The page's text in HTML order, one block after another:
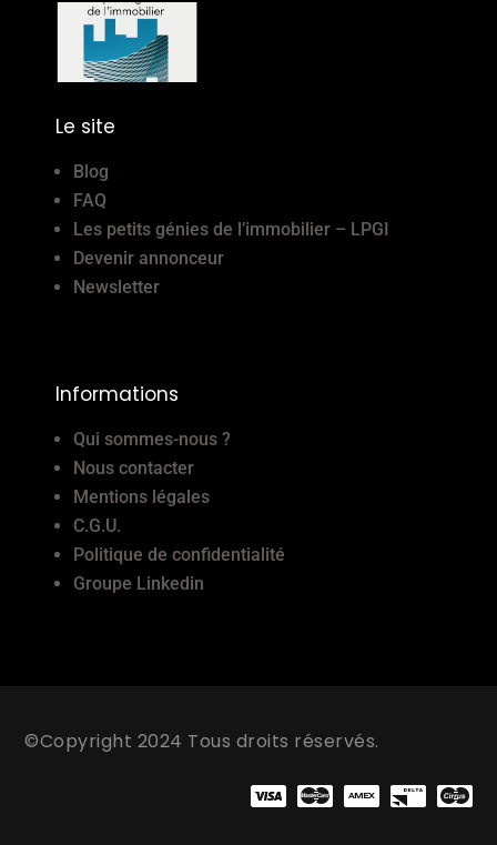
Le site
Blog
FAQ
Les petits génies de l’immobilier – LPGI
Devenir annonceur
Newsletter
Informations
Qui sommes-nous ?
Nous contacter
Mentions légales
C.G.U.
Politique de confidentialité
Groupe Linkedin
©Copyright 2024 Tous droits réservés.